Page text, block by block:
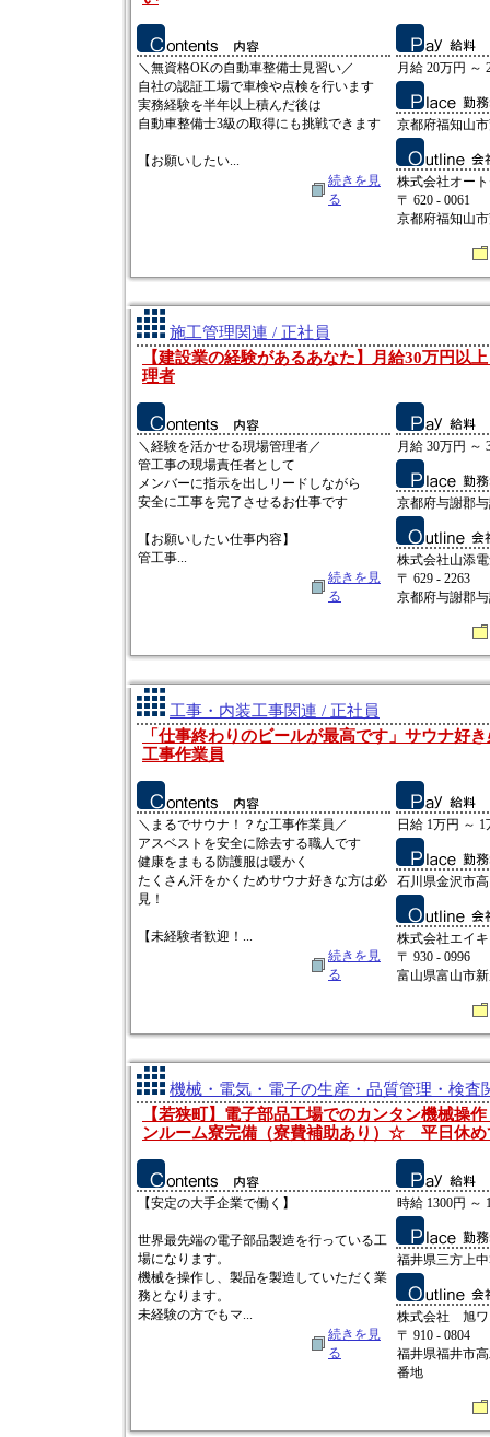
＼無資格OKの自動車整備士見習い／
自社の認証工場で車検や点検を行います
実務経験を半年以上積んだ後は
自動車整備士3級の取得にも挑戦できます
【お願いしたい...
続きを見
る
月給 20万円 ～
京都府福知山
株式会社オー
〒 620 - 0061
京都府福知山
施工管理関連 / 正社員
【建設業の経験があるあなた】月給30万円以
理者
＼経験を活かせる現場管理者／
管工事の現場責任者として
メンバーに指示を出しリードしながら
安全に工事を完了させるお仕事です
【お願いしたい仕事内容】
管工事...
続きを見
る
月給 30万円 ～
京都府与謝郡
株式会社山添
〒 629 - 2263
京都府与謝郡
工事・内装工事関連 / 正社員
「仕事終わりのビールが最高です」サウナ好
工事作業員
＼まるでサウナ！？な工事作業員／
アスベストを安全に除去する職人です
健康をまもる防護服は暖かく
たくさん汗をかくためサウナ好きな方は必
見！
【未経験者歓迎！...
続きを見
る
日給 1万円 ～ 1
石川県金沢市
株式会社エイキ
〒 930 - 0996
富山県富山市
機械・電気・電子の生産・品質管理・検査
【若狭町】電子部品工場でのカンタン機械
ンルーム寮完備（寮費補助あり）☆ 平日休め
【安定の大手企業で働く】
世界最先端の電子部品製造を行っている工
場になります。
機械を操作し、製品を製造していただく業
務となります。
未経験の方でもマ...
続きを見
る
時給 1300円 ～
福井県三方上
株式会社 旭ワ
〒 910 - 0804
福井県福井市
番地